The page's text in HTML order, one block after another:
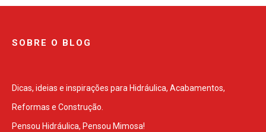
SOBRE O BLOG
Dicas, ideias e inspirações para Hidráulica, Acabamentos,
Reformas e Construção.
Pensou Hidráulica, Pensou Mimosa!